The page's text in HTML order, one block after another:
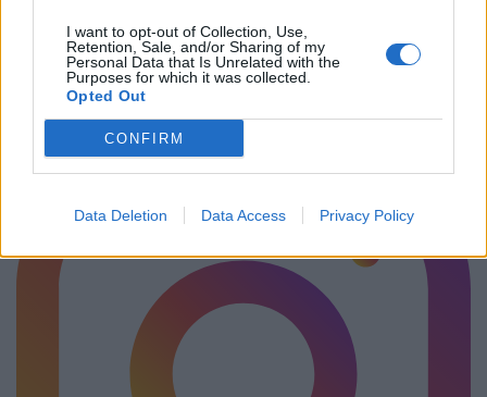
I want to opt-out of Collection, Use,
Retention, Sale, and/or Sharing of my
Personal Data that Is Unrelated with the
Purposes for which it was collected.
Opted Out
CONFIRM
Data Deletion Data Access Privacy Policy
Ακολουθήστε το Pink.gr στοGoogle News
και μάθετε
πρώτοιτα πιο hot νέα